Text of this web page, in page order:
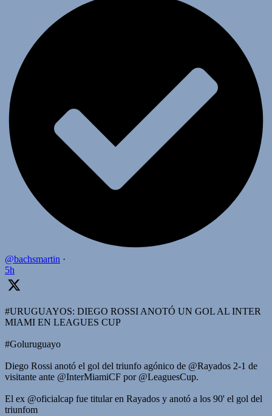
@bachsmartin ·
5h
#URUGUAYOS: DIEGO ROSSI ANOTÓ UN GOL AL INTER
MIAMI EN LEAGUES CUP
#Goluruguayo
Diego Rossi anotó el gol del triunfo agónico de @Rayados 2-1 de
visitante ante @InterMiamiCF por @LeaguesCup.
El ex @oficialcap fue titular en Rayados y anotó a los 90' el gol del
triunfom